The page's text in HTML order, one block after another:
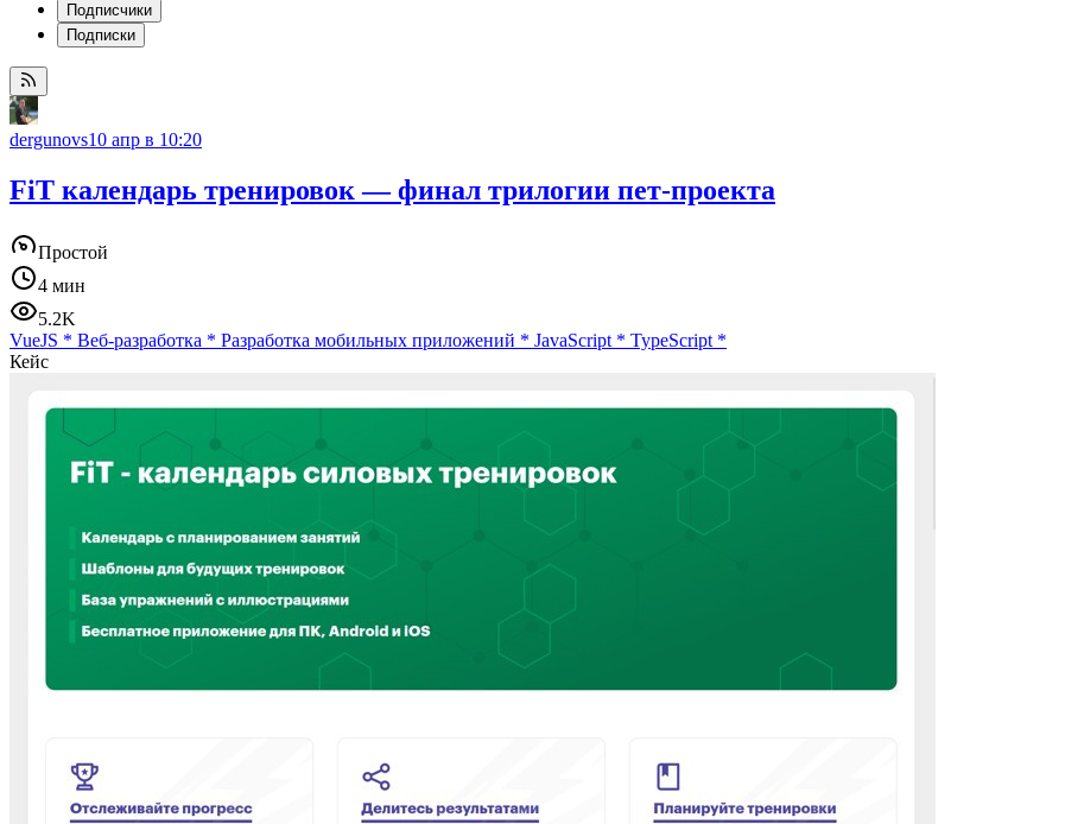
Подписчики
Подписки
dergunovs10 апр в 10:20
FiT календарь тренировок — финал трилогии пет-проекта
Простой
4 мин
5.2K
VueJS * Веб-разработка * Разработка мобильных приложений * JavaScript * TypeScript *
Кейс